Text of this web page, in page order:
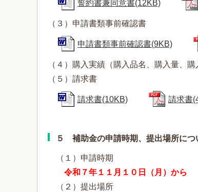
誓約書兼同意書(12KB)
（３）申請書類事前確認書
申請書類事前確認書(9KB)
（４）購入実績（購入品名、購入量、
（５）請求書
請求書(10KB) 請求書
５ 補助金の申請時期、提出場所につ
（１）申請時期
令和７年１１月１０日（月）から
（２）提出場所